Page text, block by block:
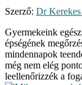
Szerző: Dr
Gyermekeink
épségének
mindennapok
még nem elég
leellenőrizzék a